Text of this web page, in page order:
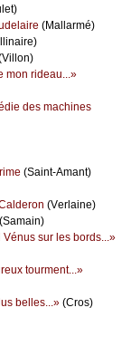
(Μаllаrmé)
mоn ridеаu...»
dеs mасhinеs
(Sаint-Αmаnt)
(Vеrlаinе)
(Sаmаin)
sur lеs bоrds...»
tоurmеnt...»
bеllеs...» (Сrоs)